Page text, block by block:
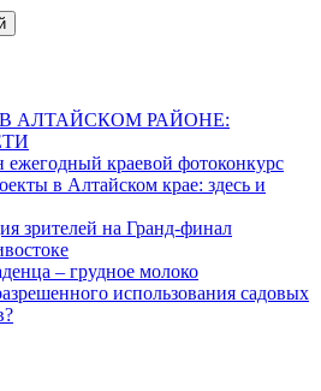
АЛТАЙСКОМ РАЙОНЕ:
ежегодный краевой фотоконкурс
в Алтайском крае: здесь и
зрителей на Гранд-финал
– грудное молоко
использования садовых